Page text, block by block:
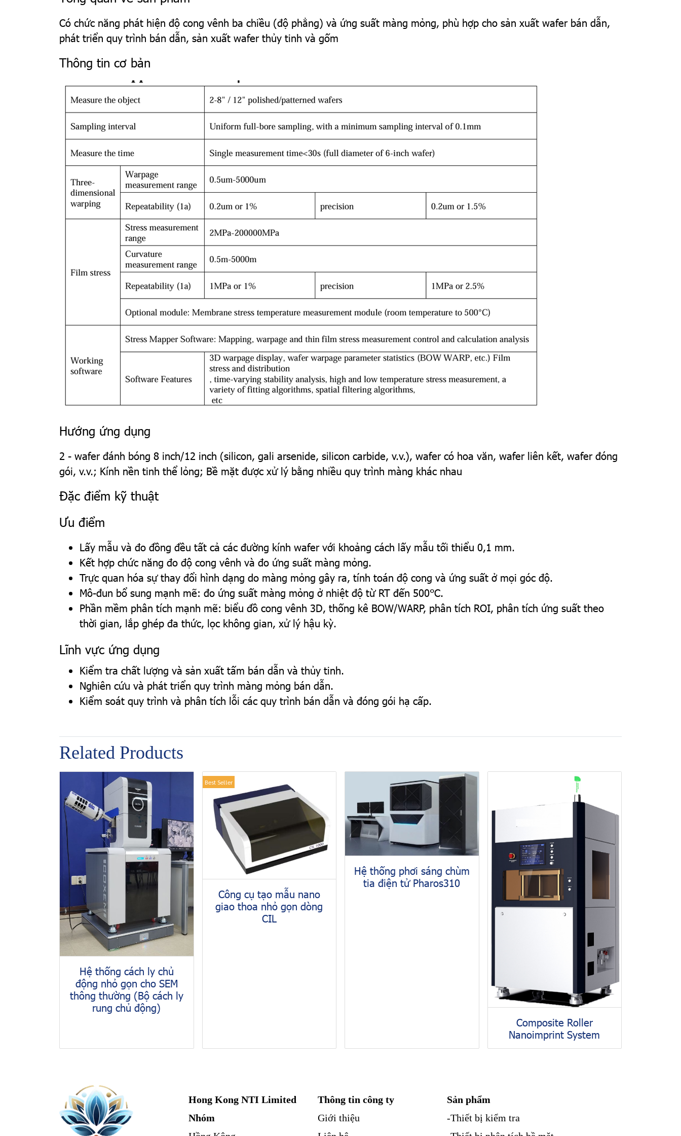
Có chức năng phát hiện độ cong vênh ba chiều (độ phẳng) và ứng suất màng mỏng, phù hợp cho sản xuất wafer bán dẫn,
phát triển quy trình bán dẫn, sản xuất wafer thủy tinh và gốm
Thông tin cơ bản
Hướng ứng dụng
2 - wafer đánh bóng 8 inch/12 inch (silicon, gali arsenide, silicon carbide, v.v.), wafer có hoa văn, wafer liên kết, wafer đóng
gói, v.v.; Kính nền tinh thể lỏng; Bề mặt được xử lý bằng nhiều quy trình màng khác nhau
Đặc điểm kỹ thuật
Ưu điểm
Lấy mẫu và đo đồng đều tất cả các đường kính wafer với khoảng cách lấy mẫu tối thiểu 0,1 mm.
Kết hợp chức năng đo độ cong vênh và đo ứng suất màng mỏng.
Trực quan hóa sự thay đổi hình dạng do màng mỏng gây ra, tính toán độ cong và ứng suất ở mọi góc độ.
Mô-đun bổ sung mạnh mẽ: đo ứng suất màng mỏng ở nhiệt độ từ RT đến 500°C.
Phần mềm phân tích mạnh mẽ: biểu đồ cong vênh 3D, thống kê BOW/WARP, phân tích ROI, phân tích ứng suất theo
thời gian, lắp ghép đa thức, lọc không gian, xử lý hậu kỳ.
Lĩnh vực ứng dụng
Kiểm tra chất lượng và sản xuất tấm bán dẫn và thủy tinh.
Nghiên cứu và phát triển quy trình màng mỏng bán dẫn.
Kiểm soát quy trình và phân tích lỗi các quy trình bán dẫn và đóng gói hạ cấp.
Related Products
Hệ thống cách ly chủ
động nhỏ gọn cho SEM
thông thường (Bộ cách ly
rung chủ động)
Best Seller
Công cụ tạo mẫu nano
giao thoa nhỏ gọn dòng
CIL
Hệ thống phơi sáng chùm
tia điện tử Pharos310
Composite Roller
Nanoimprint System
Hong Kong NTI Limited
Nhóm
Thông tin công ty
Giới thiệu
Sản phẩm
-Thiết bị kiểm tra